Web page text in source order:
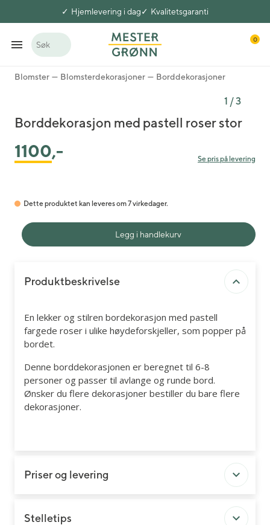
Hjemlevering i dag Kvalitetsgaranti
Søk
0
Blomster Blomsterdekorasjoner Borddekorasjoner
1 /3
Borddekorasjon med pastell roser stor
1100,- Se pris på levering
Dette produktet kan leveres om 7 virkedager.
Legg i handlekurv
Produktbeskrivelse
En lekker og stilren bordekorasjon med pastell
fargede roser i ulike høydeforskjeller, som popper på
bordet.
Denne borddekorasjonen er beregnet til 6-8
personer og passer til avlange og runde bord.
Ønsker du flere dekorasjoner bestiller du bare flere
dekorasjoner.
Priser og levering
Stelletips